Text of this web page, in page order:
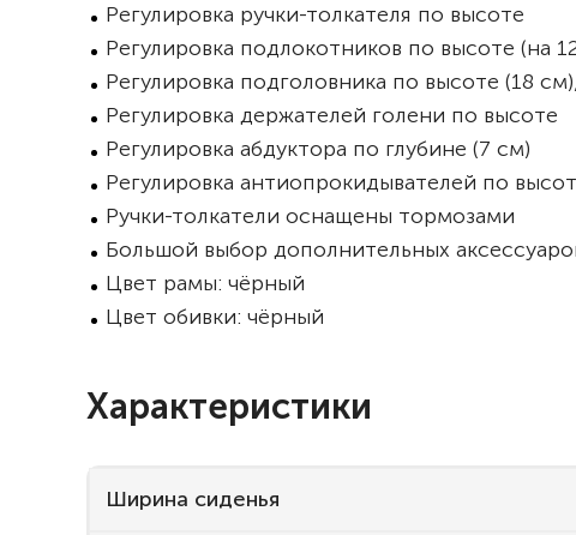
Регулировка ручки-толкателя по высоте
Регулировка подлокотников по высоте (на
Регулировка подголовника по высоте (18
Регулировка держателей голени по высоте
Регулировка абдуктора по глубине (7 см)
Регулировка антиопрокидывателей по
Ручки-толкатели оснащены тормозами
Большой выбор дополнительных
Цвет рамы: чёрный
Цвет обивки: чёрный
Характеристики
Ширина сиденья